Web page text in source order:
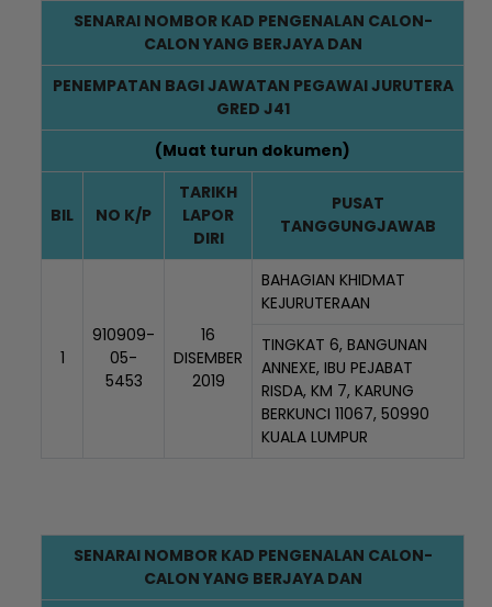
SENARAI NOMBOR KAD PENGENALAN CALON-
CALON YANG BERJAYA DAN
PENEMPATAN BAGI JAWATAN PEGAWAI JURUTERA
GRED J41
(Muat turun dokumen)
BIL NO K/P
TARIKH
LAPOR
DIRI
PUSAT
TANGGUNGJAWAB
1
910909-
05-
5453
16
DISEMBER
2019
BAHAGIAN KHIDMAT
KEJURUTERAAN
TINGKAT 6, BANGUNAN
ANNEXE, IBU PEJABAT
RISDA, KM 7, KARUNG
BERKUNCI 11067, 50990
KUALA LUMPUR
SENARAI NOMBOR KAD PENGENALAN CALON-
CALON YANG BERJAYA DAN